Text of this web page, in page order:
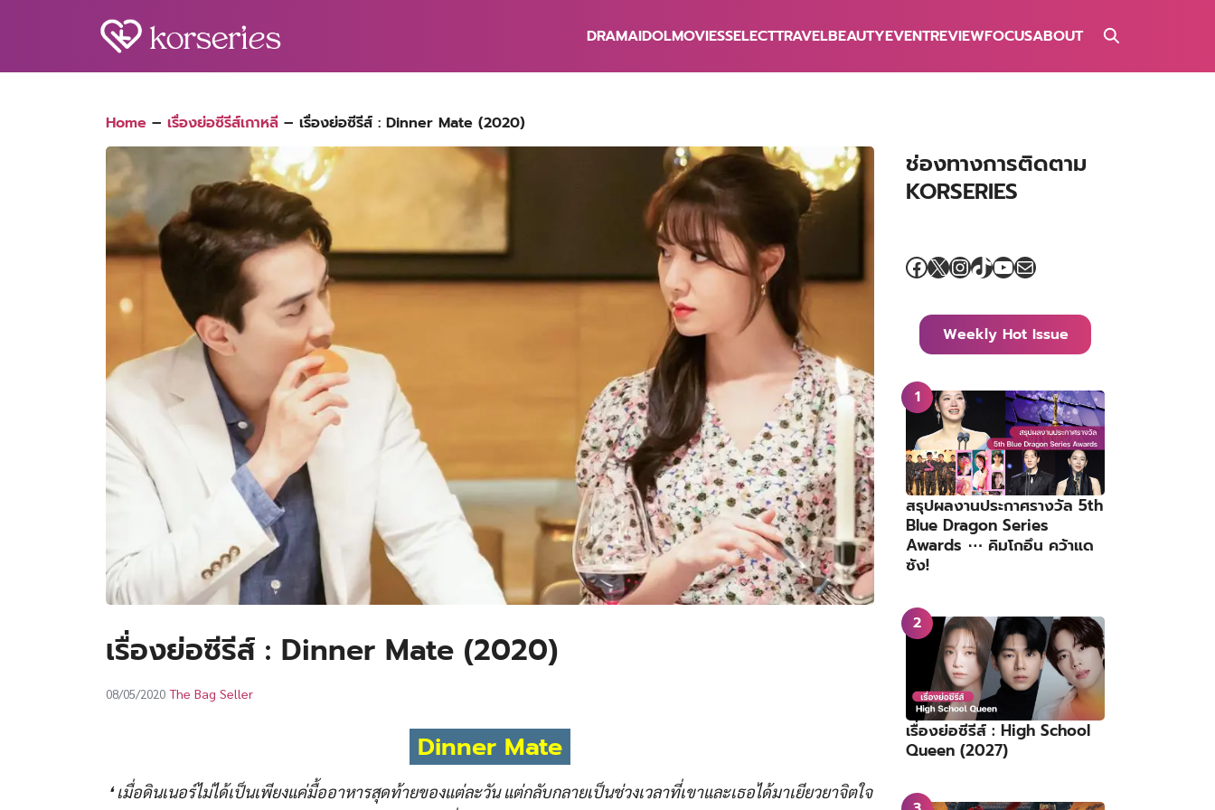
DRAMAIDOLMOVIESSELECTTRAVELBEAUTYEVENTREVIEWFOCUSABOUT
Home – เรื่องย่อซีรีส์เกาหลี – เรื่องย่อซีรีส์ : Dinner Mate (2020)
เรื่องย่อซีรีส์ : Dinner Mate (2020)
08/05/2020 The Bag Seller
Dinner Mate
❛ เมื่อดินเนอร์ไม่ได้เป็นเพียงแค่มื้ออาหารสุดท้ายของแต่ละวัน แต่กลับกลายเป็นช่วงเวลาที่เขาและเธอได้มาเยียวยาจิตใจ
ช่องทางการติดตาม
KORSERIES
Facebook
X Instagram
TikTok
YouTube
Mail
Weekly Hot Issue
สรุปผลงานประกาศรางวัล 5th
Blue Dragon Series
Awards ⋯ คิมโกอึน คว้าแด
ซัง!
เรื่องย่อซีรีส์ : High School
Queen (2027)